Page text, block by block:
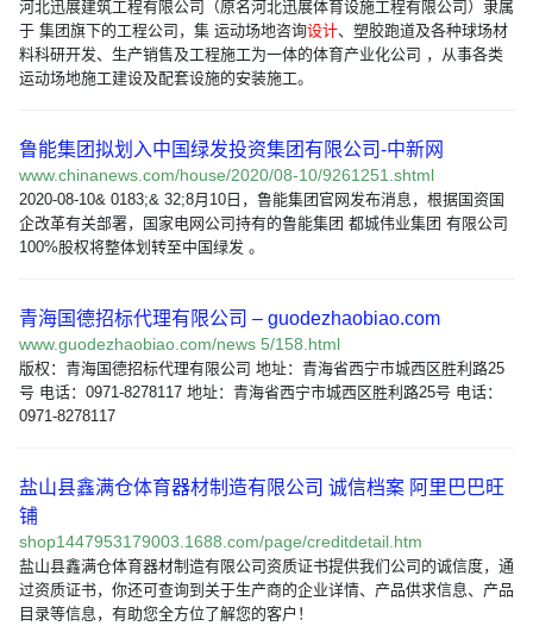
河北迅展建筑工程有限公司（原名河北迅展体育设施工程有限公司）隶属
于 集团旗下的工程公司，集 运动场地咨询设计、塑胶跑道及各种球场材
料科研开发、生产销售及工程施工为一体的体育产业化公司 ，从事各类
运动场地施工建设及配套设施的安装施工。
鲁能集团拟划入中国绿发投资集团有限公司-中新网
www.chinanews.com/house/2020/08-10/9261251.shtml
2020-08-10& 0183;& 32;8月10日，鲁能集团官网发布消息，根据国资国
企改革有关部署，国家电网公司持有的鲁能集团 都城伟业集团 有限公司
100%股权将整体划转至中国绿发 。
青海国德招标代理有限公司 – guodezhaobiao.com
www.guodezhaobiao.com/news 5/158.html
版权：青海国德招标代理有限公司 地址：青海省西宁市城西区胜利路25
号 电话：0971-8278117 地址：青海省西宁市城西区胜利路25号 电话：
0971-8278117
盐山县鑫满仓体育器材制造有限公司 诚信档案 阿里巴巴旺
铺
shop1447953179003.1688.com/page/creditdetail.htm
盐山县鑫满仓体育器材制造有限公司资质证书提供我们公司的诚信度，通
过资质证书，你还可查询到关于生产商的企业详情、产品供求信息、产品
目录等信息，有助您全方位了解您的客户！